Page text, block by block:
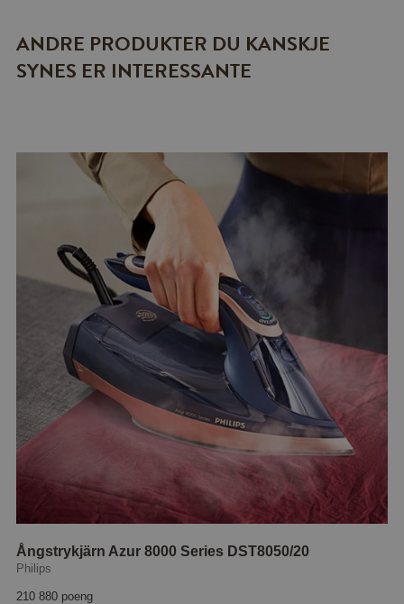
ANDRE PRODUKTER DU KANSKJE
SYNES ER INTERESSANTE
Ångstrykjärn Azur 8000 Series DST8050/20
Philips
210 880 poeng